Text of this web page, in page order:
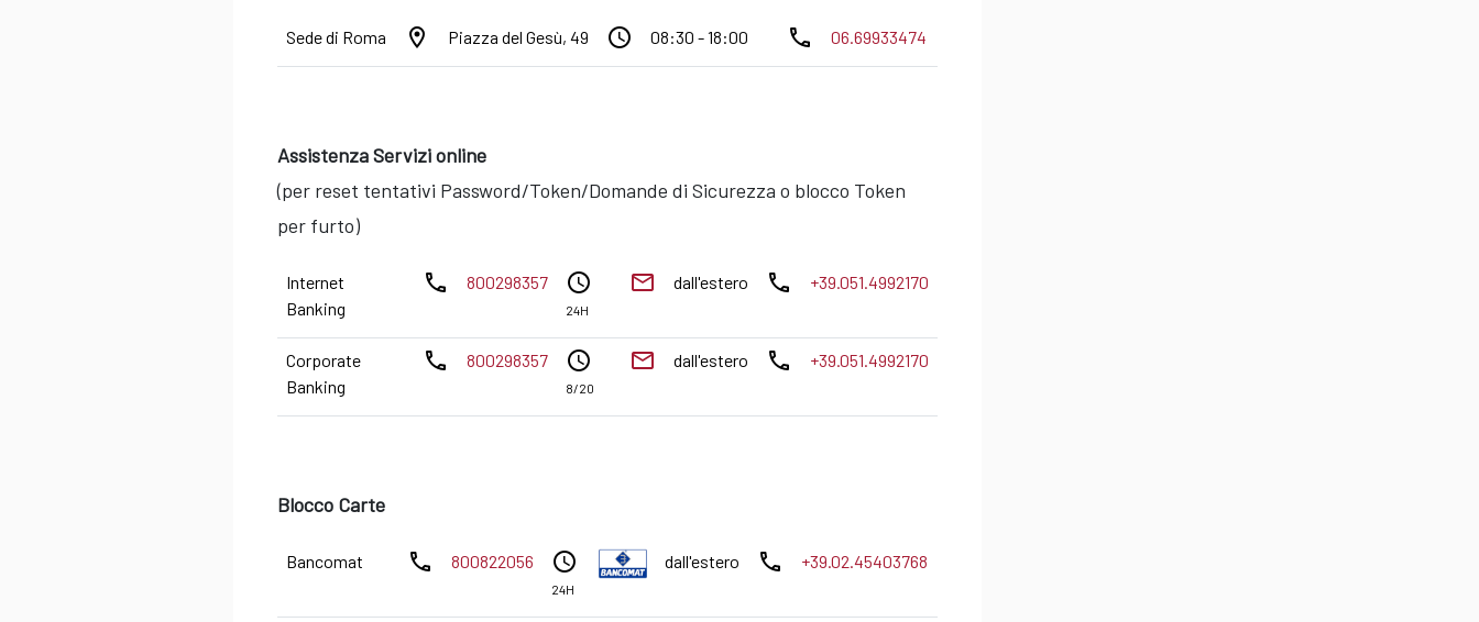
Sede di Roma location_on Piazza del Gesù, 49 access_time 08:30 - 18:00 phone 06.69933474
Assistenza Servizi online
(per reset tentativi Password/Token/Domande di Sicurezza o blocco Token
per furto)
Internet
Banking
phone 800298357 access_time
24H
email dall'estero phone +39.051.4992170
Corporate
Banking
phone 800298357 access_time
8/20
email dall'estero phone +39.051.4992170
Blocco Carte
Bancomat phone 800822056 access_time
24H
dall'estero phone +39.02.45403768